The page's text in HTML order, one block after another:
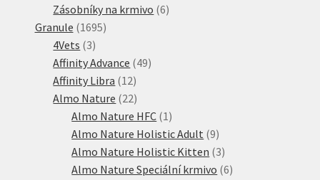
produkty
Zásobníky na krmivo 66
Granule 16951695
4Vets 33
produkty
Affinity Advance 4949
Affinity Libra 1212
produktů
Almo Nature 2222
produktů
Almo Nature HFC 1 1
produkt
Almo Nature Holistic Adult 99
produktů
Almo Nature Holistic Kitten 33
produkty
Almo Nature Speciální krmivo 66